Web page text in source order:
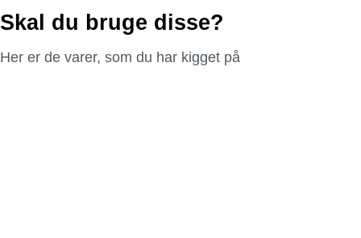
Skal du bruge disse?
Her er de varer, som du har kigget på